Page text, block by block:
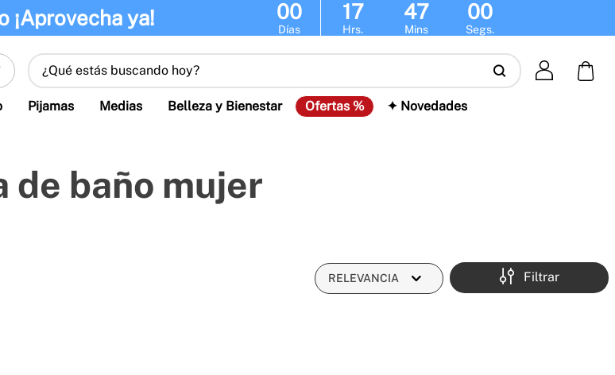
¡Aprovecha ya! 00
Días
17
Hrs.
47
Mins
00
Segs.
¿Qué estás buscando hoy?
Pijamas Medias Belleza y Bienestar Ofertas % ✦ Novedades
de baño mujer
RELEVANCIA Filtrar